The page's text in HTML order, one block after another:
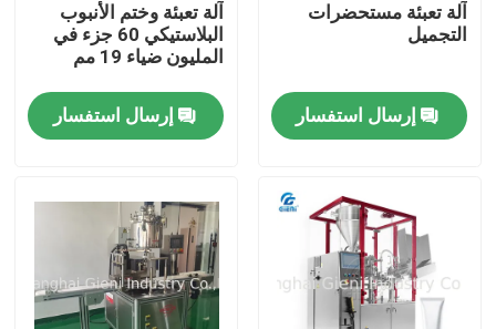
مراقبة الجودة
اتصل بنا
القضايا
مدونة
آلة تعبئة مستحضرات
التجميل
إرسال استفسار
آلة تعبئة وختم الأنبوب
البلاستيكي 60 جزء في
المليون ضياء 19 مم
إرسال استفسار